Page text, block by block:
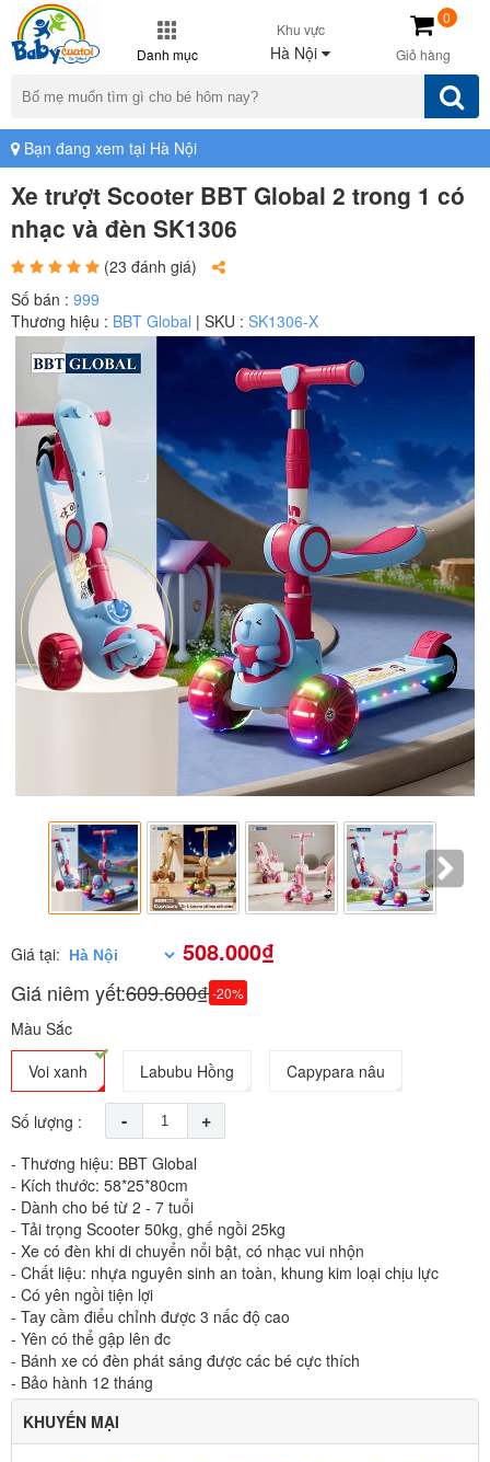
Danh mục
Khu vực
Hà Nội Giỏ hàng
0
Bạn đang xem tại Hà Nội
Xe trượt Scooter BBT Global 2 trong 1 có
nhạc và đèn SK1306
(23 đánh giá)
Số bán : 999
Thương hiệu : BBT Global | SKU : SK1306-X
Giá tại: 508.000₫
Giá niêm yết:609.600₫-20%
Màu Sắc
Voi xanh
Labubu Hồng Capypara nâu
Số lượng : - +
- Thương hiệu: BBT Global
- Kích thước: 58*25*80cm
- Dành cho bé từ 2 - 7 tuổi
- Tải trọng Scooter 50kg, ghế ngồi 25kg
- Xe có đèn khi di chuyển nổi bật, có nhạc vui nhộn
- Chất liệu: nhựa nguyên sinh an toàn, khung kim loại chịu lực
- Có yên ngồi tiện lợi
- Tay cầm điểu chỉnh được 3 nấc độ cao
- Yên có thể gập lên đc
- Bánh xe có đèn phát sáng được các bé cực thích
- Bảo hành 12 tháng
KHUYẾN MẠI